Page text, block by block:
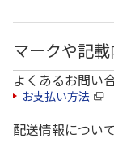
マークや記
よくあるお問い
お支払い方法
配送情報について